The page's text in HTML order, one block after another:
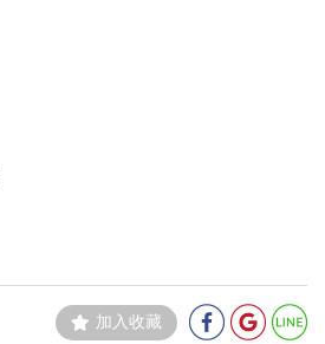
加入收藏